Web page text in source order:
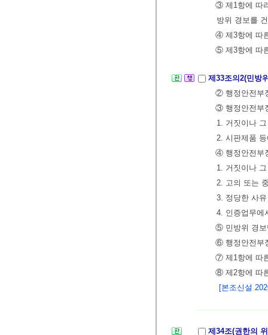
③ 제1항에 따
방위 경보를
④ 제3항에 따
⑤ 제3항에 따
제33조의2(민방
② 행정안전부
③ 행정안전부
1. 거짓이나
2. 시판제품
④ 행정안전부
1. 거짓이나
2. 고의 또는
3. 정당한 사
4. 인증업무에
⑤ 민방위 경보
⑥ 행정안전부
⑦ 제1항에 따
⑧ 제2항에 따
[본조신설
제34조(권한의